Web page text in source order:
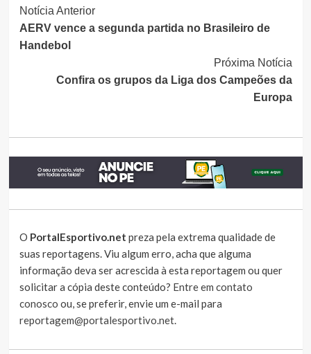
Continue
Lendo
Notícia Anterior
AERV vence a segunda partida no Brasileiro de
Handebol
Próxima Notícia
Confira os grupos da Liga dos Campeões da
Europa
O PortalEsportivo.net preza pela extrema qualidade de
suas reportagens. Viu algum erro, acha que alguma
informação deva ser acrescida à esta reportagem ou quer
solicitar a cópia deste conteúdo? Entre em contato
conosco ou, se preferir, envie um e-mail para
reportagem@portalesportivo.net.